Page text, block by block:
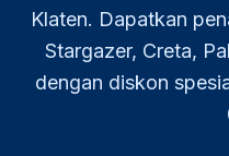
Klaten. Dapatkan
Stargazer, Creta,
dengan diskon